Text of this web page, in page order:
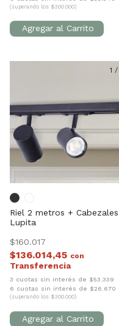
(superando los $300.000)
1 /
Riel 2 metros + Cabezales
Lupita
$160.017
$136.014,45 con
3 cuotas sin interés de $53.339
6 cuotas sin interés de $26.670
(superando los $300.000)